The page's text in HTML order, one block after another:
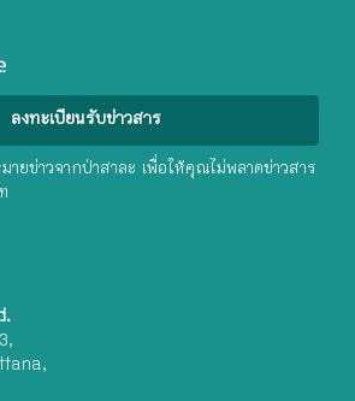
ลงทะเบียนรับข่าวสาร
ายข่าวจากป่าสาละ เพื่อให้คุณไม่พลาดข่าวสาร